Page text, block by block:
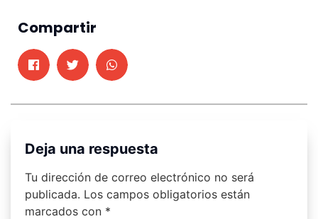
Compartir
Deja una respuesta
Tu dirección de correo electrónico no será
publicada. Los campos obligatorios están
marcados con *